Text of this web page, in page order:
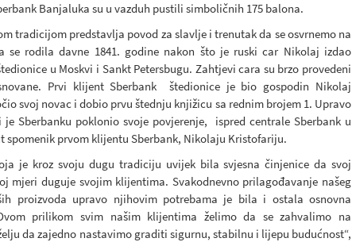
Banjaluka su u vazduh pustili simboličnih 175 balona.
tradicijom predstavlja povod za slavlje i trenutak da se osvrnemo na
se rodila davne 1841. godine nakon što je ruski car Nikolaj izdao
u Moskvi i Sankt Petersbugu. Zahtjevi cara su brzo provedeni
Prvi klijent Sberbank štedionice je bio gospodin Nikolaj
svoj novac i dobio prvu štednju knjižicu sa rednim brojem 1. Upravo
Sberbanku poklonio svoje povjerenje, ispred centrale Sberbank u
spomenik prvom klijentu Sberbank, Nikolaju Kristofariju.
je kroz svoju dugu tradiciju uvijek bila svjesna činjenice da svoj
mjeri duguje svojim klijentima. Svakodnevno prilagođavanje našeg
proizvoda upravo njihovim potrebama je bila i ostala osnovna
prilikom svim našim klijentima želimo da se zahvalimo na
da zajedno nastavimo graditi sigurnu, stabilnu i lijepu budućnost“,